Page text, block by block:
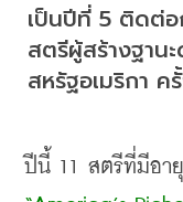
เป็นปีที่ 5 ติดต่อ
สตรีผู้สร้างฐาน
สหรัฐอเมริกา ค
ปีนี้ 11 สตรีที่มีอา